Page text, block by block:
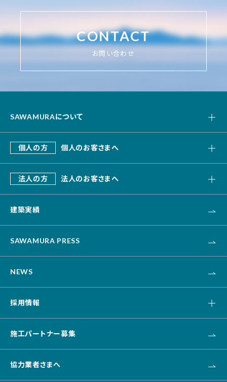
CONTACT
お問い合わせ
SAWAMURAについて
私たちの強み
会社概要
個人の方 個人のお客さまへ
SAWAMURA建築設計
リフォーム・リノベーション
不動産
法人の方 法人のお客さまへ
デザインビルド
オフィス・事務所
改修・リニューアル
建築実績
SAWAMURA PRESS
NEWS
採用情報
キャリア採用
新卒採用
施工パートナー募集
協力業者さまへ